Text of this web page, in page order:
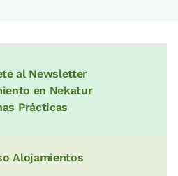
al Newsletter
en Nekatur
Prácticas
Alojamientos